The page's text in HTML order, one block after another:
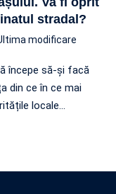
stradal?
modificare
începe să-și facă
din ce în ce mai
locale